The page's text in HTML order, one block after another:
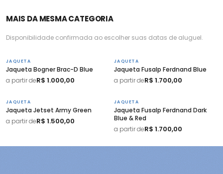
MAIS DA MESMA CATEGORIA
Disponibilidade confirmada ao escolher suas datas de aluguel.
JAQUETA
Jaqueta Bogner Brac-D Blue
a partir deR$ 1.000,00
JAQUETA
Jaqueta Fusalp Ferdnand Blue
a partir deR$ 1.700,00
JAQUETA
Jaqueta Jetset Army Green
a partir deR$ 1.500,00
JAQUETA
Jaqueta Fusalp Ferdnand Dark
Blue & Red
a partir deR$ 1.700,00